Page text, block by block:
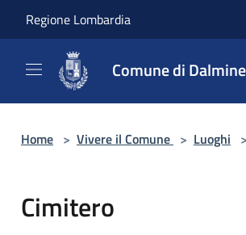
Regione Lombardia
Comune di Dalmine
Home > Vivere il Comune > Luoghi >
Cimitero